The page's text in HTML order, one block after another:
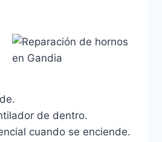
de dentro.
cuando se enciende.